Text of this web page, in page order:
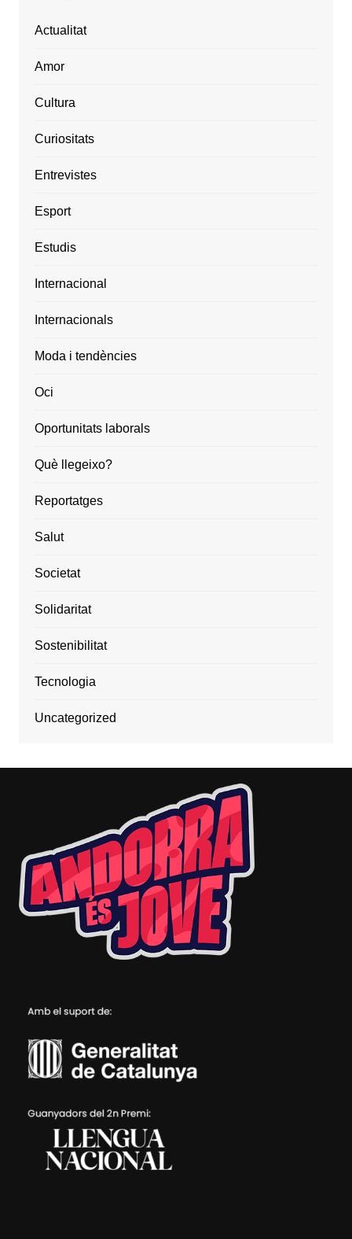
Actualitat
Amor
Cultura
Curiositats
Entrevistes
Esport
Estudis
Internacional
Internacionals
Moda i tendències
Oci
Oportunitats laborals
Què llegeixo?
Reportatges
Salut
Societat
Solidaritat
Sostenibilitat
Tecnologia
Uncategorized